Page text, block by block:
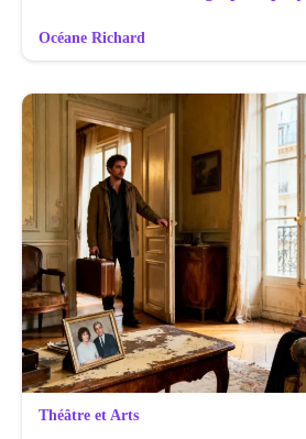
Océane Richard
Théâtre et Arts